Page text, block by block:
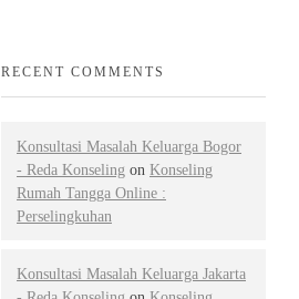
RECENT COMMENTS
Konsultasi Masalah Keluarga Bogor
- Reda Konseling on Konseling
Rumah Tangga Online :
Perselingkuhan
Konsultasi Masalah Keluarga Jakarta